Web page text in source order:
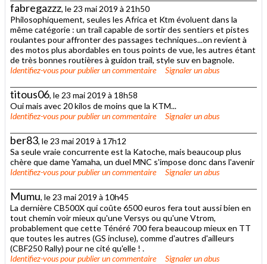
fabregazzz, le 23 mai 2019 à 21h50
Philosophiquement, seules les Africa et Ktm évoluent dans la
même catégorie : un trail capable de sortir des sentiers et pistes
roulantes pour affronter des passages techniques...on revient à
des motos plus abordables en tous points de vue, les autres étant
de très bonnes routières à guidon trail, style suv en bagnole.
Identifiez-vouspour publier un commentaire Signaler un abus
titous06, le 23 mai 2019 à 18h58
Oui mais avec 20 kilos de moins que la KTM...
Identifiez-vouspour publier un commentaire Signaler un abus
ber83, le 23 mai 2019 à 17h12
Sa seule vraie concurrente est la Katoche, mais beaucoup plus
chère que dame Yamaha, un duel MNC s'impose donc dans l'avenir
Identifiez-vouspour publier un commentaire Signaler un abus
Mumu, le 23 mai 2019 à 10h45
La dernière CB500X qui coûte 6500 euros fera tout aussi bien en
tout chemin voir mieux qu'une Versys ou qu'une Vtrom,
probablement que cette Ténéré 700 fera beaucoup mieux en TT
que toutes les autres (GS incluse), comme d'autres d'ailleurs
(CBF250 Rally) pour ne cité qu'elle ! .
Identifiez-vouspour publier un commentaire Signaler un abus